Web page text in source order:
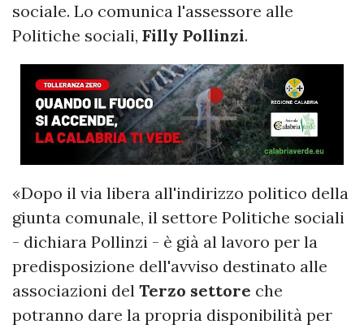
sociale. Lo comunica l'assessore alle
Politiche sociali, Filly Pollinzi.
«Dopo il via libera all'indirizzo politico della
giunta comunale, il settore Politiche sociali
- dichiara Pollinzi - è già al lavoro per la
predisposizione dell'avviso destinato alle
associazioni del Terzo settore che
potranno dare la propria disponibilità per